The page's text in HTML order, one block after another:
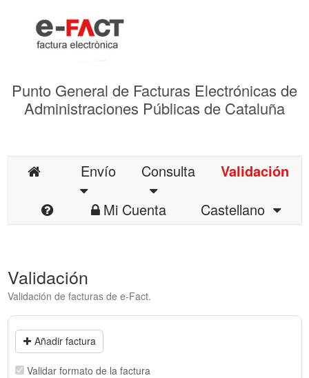
Punto General de Facturas Electrónicas de
Administraciones Públicas de Cataluña
Envío Consulta
Validación
Mi Cuenta
Castellano
Validación
Validación de facturas de e-Fact.
Añadir factura
Validar formato de la factura